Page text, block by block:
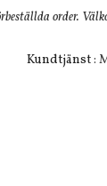
order.
Kundtjänst: